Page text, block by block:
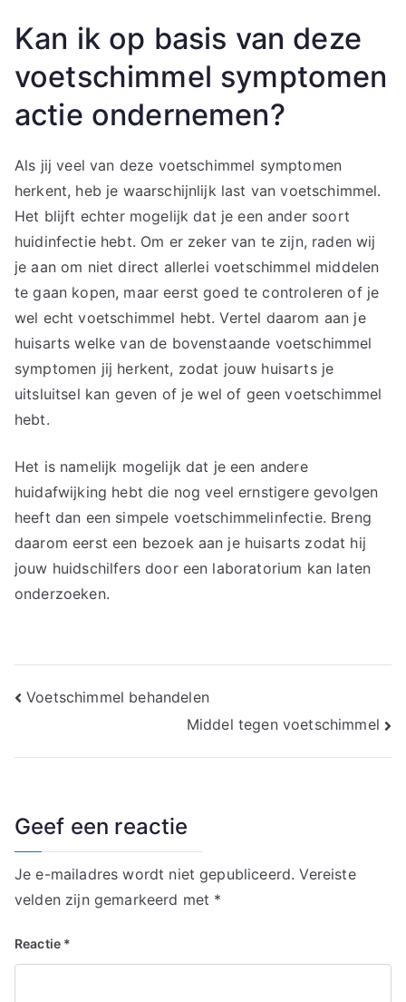
Kan ik op basis van deze
voetschimmel symptomen
actie ondernemen?
Als jij veel van deze voetschimmel symptomen
herkent, heb je waarschijnlijk last van voetschimmel.
Het blijft echter mogelijk dat je een ander soort
huidinfectie hebt. Om er zeker van te zijn, raden wij
je aan om niet direct allerlei voetschimmel middelen
te gaan kopen, maar eerst goed te controleren of je
wel echt voetschimmel hebt. Vertel daarom aan je
huisarts welke van de bovenstaande voetschimmel
symptomen jij herkent, zodat jouw huisarts je
uitsluitsel kan geven of je wel of geen voetschimmel
hebt.
Het is namelijk mogelijk dat je een andere
huidafwijking hebt die nog veel ernstigere gevolgen
heeft dan een simpele voetschimmelinfectie. Breng
daarom eerst een bezoek aan je huisarts zodat hij
jouw huidschilfers door een laboratorium kan laten
onderzoeken.
Bericht
Voetschimmel behandelen
Middel tegen voetschimmel
Geef een reactie
Je e-mailadres wordt niet gepubliceerd. Vereiste
velden zijn gemarkeerd met *
Reactie *